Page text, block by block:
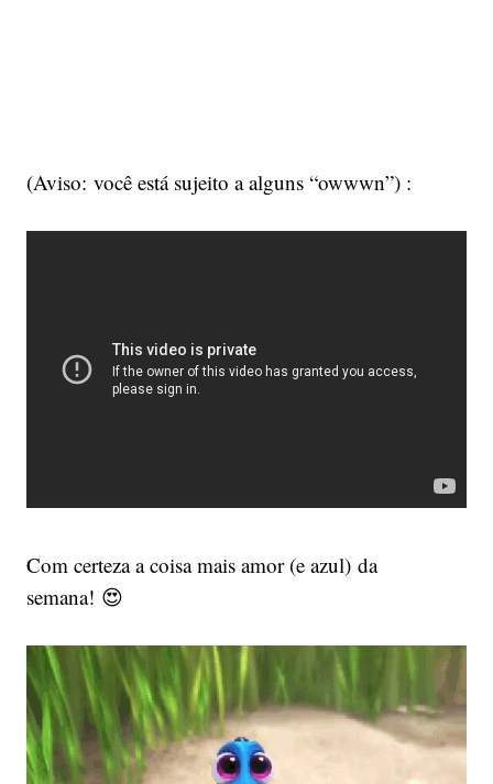
(Aviso: você está sujeito a alguns “owwwn”) :
Com certeza a coisa mais amor (e azul) da
semana! 😍